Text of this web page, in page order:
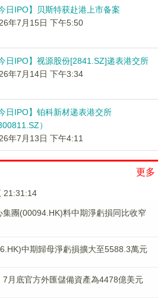
今日IPO】贝斯特获赴港上市备案
年7月15日 下午5:50
今日IPO】视源股份[2841.SZ]递表港交所
年7月14日 下午3:34
今日IPO】铂科新材递表港交所
）
年7月13日 下午4:11
更多
21:31:14
集團(00094.HK)料中期淨虧損同比收窄
中期歸母淨虧損擴大至5588.3萬元
7月底官方外匯儲備資產為4478億美元